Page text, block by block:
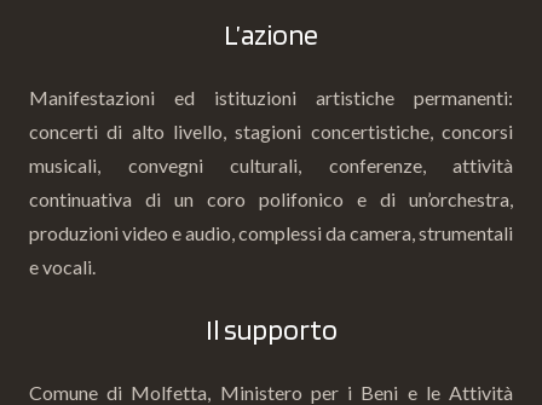
L’azione
Manifestazioni ed istituzioni artistiche permanenti:
concerti di alto livello, stagioni concertistiche, concorsi
musicali, convegni culturali, conferenze, attività
continuativa di un coro polifonico e di un’orchestra,
produzioni video e audio, complessi da camera, strumentali
e vocali.
Il supporto
Comune di Molfetta, Ministero per i Beni e le Attività